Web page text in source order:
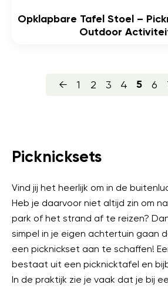
Opklapbare Tafel Stoel –
Outdoor
← 1 2 3 4 5 6
Picknicksets
Vind jij het heerlijk om in de
Heb je daarvoor niet altijd zin om
park of het strand af te reizen?
simpel in je eigen achtertuin gaan
een picknickset aan te schaffen!
bestaat uit een picknicktafel en
In de praktijk zie je vaak dat je bij